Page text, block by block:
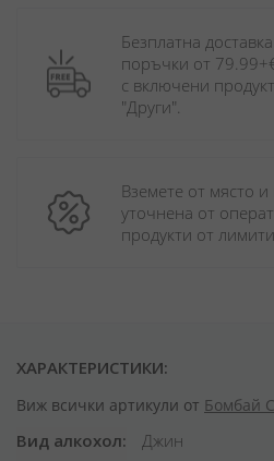
Безплатна
поръчки от
с включени
"Други".
Вземете от място и
уточнена от
продукти от
ХАРАКТЕРИСТИКИ:
Виж всички артикули от Бомбай
Вид алкохол
Джин